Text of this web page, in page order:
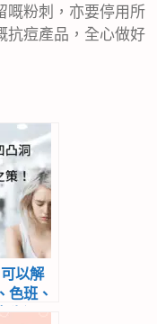
嘅粉刺，亦要停用所
抗痘產品，全心做好
以解
色班、
生過了